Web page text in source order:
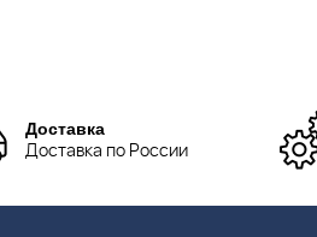
Доставка
Доставка по России